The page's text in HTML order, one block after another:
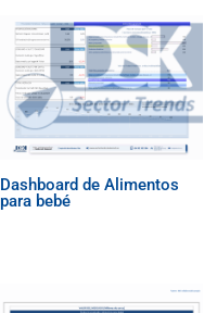
Dashboard de Alimentos
para bebé